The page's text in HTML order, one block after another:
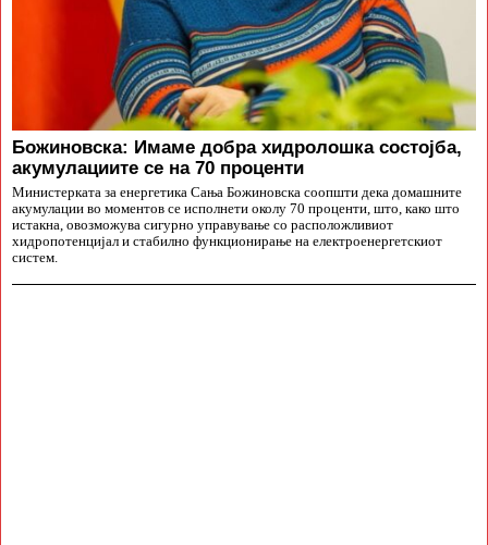
Божиновска: Имаме добра хидролошка состојба,
акумулациите се на 70 проценти
Министерката за енергетика Сања Божиновска соопшти дека домашните
акумулации во моментов се исполнети околу 70 проценти, што, како што
истакна, овозможува сигурно управување со расположливиот
хидропотенцијал и стабилно функционирање на електроенергетскиот
систем.